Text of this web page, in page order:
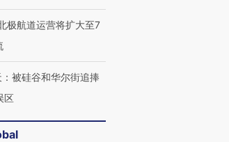
极航道运营将扩大至7
被硅谷和华尔街追捧
区